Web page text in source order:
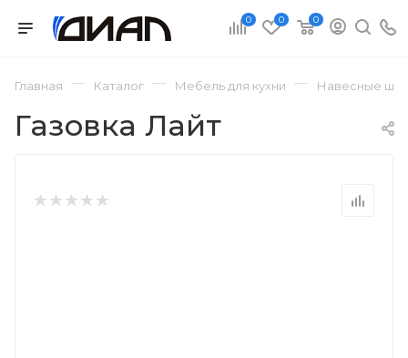
0 0 0
Главная — Каталог — Мебель для кухни — Навесные
Газовка Лайт